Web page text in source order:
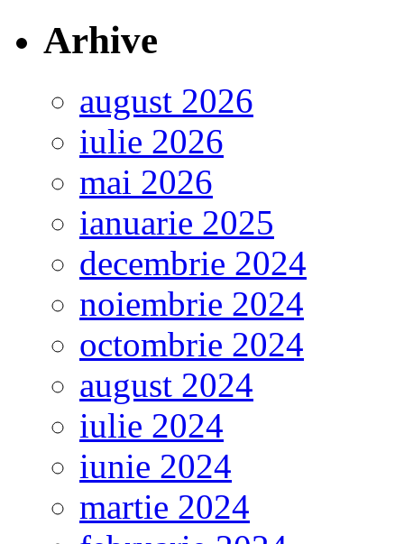
Arhive
august 2026
iulie 2026
mai 2026
ianuarie 2025
decembrie 2024
noiembrie 2024
octombrie 2024
august 2024
iulie 2024
iunie 2024
martie 2024